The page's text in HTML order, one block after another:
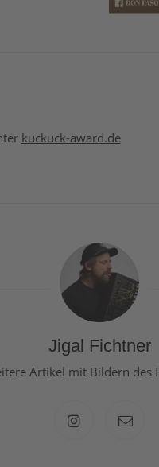
kuckuck-award.de
Jigal Fichtner
Artikel mit Bildern des